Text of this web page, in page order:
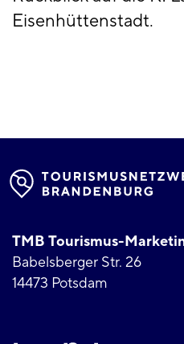
Eisenhüttenstadt.
TMB Tourismus-
Babelsberger Str. 26
14473 Potsdam